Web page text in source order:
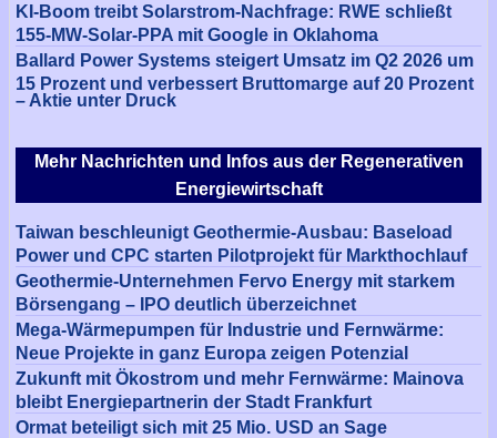
Mehr Nachrichten und Infos aus der Regenerativen
Energiewirtschaft
Taiwan beschleunigt Geothermie-Ausbau: Baseload
Power und CPC starten Pilotprojekt für Markthochlauf
Geothermie-Unternehmen Fervo Energy mit starkem
Börsengang – IPO deutlich überzeichnet
Mega-Wärmepumpen für Industrie und Fernwärme:
Neue Projekte in ganz Europa zeigen Potenzial
Zukunft mit Ökostrom und mehr Fernwärme: Mainova
bleibt Energiepartnerin der Stadt Frankfurt
Ormat beteiligt sich mit 25 Mio. USD an Sage
KI-Boom treibt Solarstrom-Nachfrage: RWE schließt
155-MW-Solar-PPA mit Google in Oklahoma
Ballard Power Systems steigert Umsatz im Q2 2026 um
15 Prozent und verbessert Bruttomarge auf 20 Prozent
– Aktie unter Druck